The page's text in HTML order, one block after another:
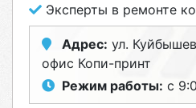
Эксперты в ремонте
Адрес: ул.
офис Копи-принт
Режим работы: с